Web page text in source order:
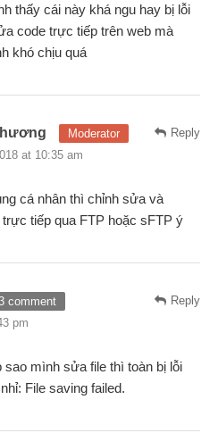
thấy cái này khá ngu hay bị lỗi
code trực tiếp trên web mà
khó chịu quá
Reply
Moderator
at 10:35 am
cá nhân thì chỉnh sửa và
trực tiếp qua FTP hoặc sFTP ý
Reply
comment
pm
sao mình sửa file thì toàn bị lỗi
File saving failed.